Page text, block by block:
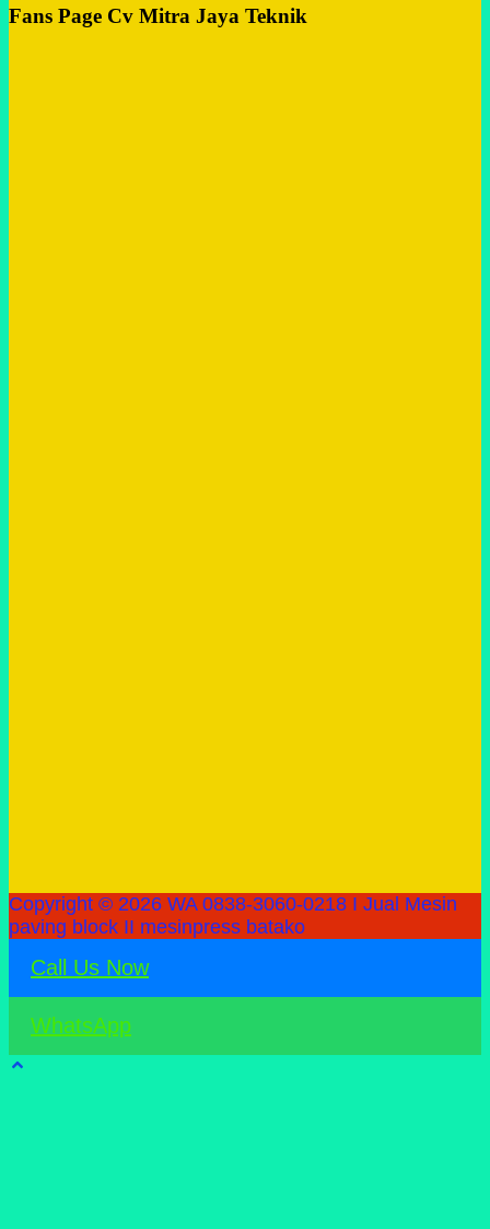
Fans Page Cv Mitra Jaya Teknik
Copyright © 2026 WA 0838-3060-0218 I Jual Mesin
paving block II mesinpress batako
Call Us Now
WhatsApp